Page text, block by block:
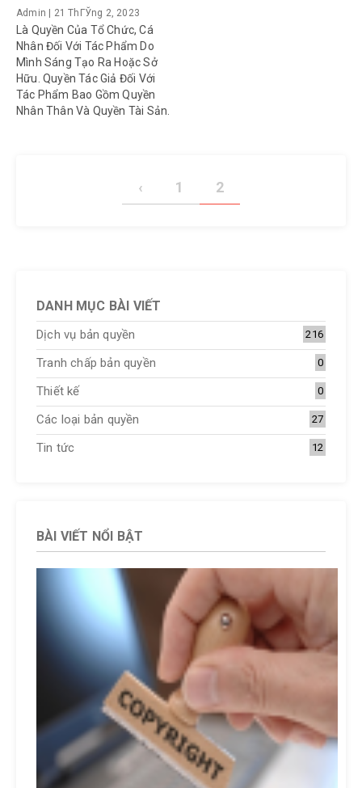
Admin 21 ThГЎng 2, 2023
Là Quyền Của Tổ Chức, Cá
Nhân Đối Với Tác Phẩm Do
Mình Sáng Tạo Ra Hoặc Sở
Hữu. Quyền Tác Giả Đối Với
Tác Phẩm Bao Gồm Quyền
Nhân Thân Và Quyền Tài Sản.
‹ 1 2
DANH MỤC BÀI VIẾT
Dịch vụ bản quyền 216
Tranh chấp bản quyền 0
Thiết kế 0
Các loại bản quyền 27
Tin tức 12
BÀI VIẾT NỔI BẬT